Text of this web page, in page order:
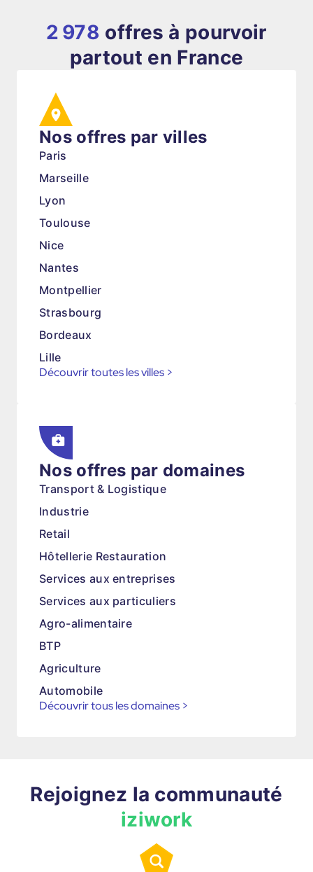
2 978 offres à pourvoir
partout en France
Nos offres par villes
Paris
Marseille
Lyon
Toulouse
Nice
Nantes
Montpellier
Strasbourg
Bordeaux
Lille
Découvrir toutes les villes >
Nos offres par domaines
Transport & Logistique
Industrie
Retail
Hôtellerie Restauration
Services aux entreprises
Services aux particuliers
Agro-alimentaire
BTP
Agriculture
Automobile
Découvrir tous les domaines >
Rejoignez la communauté
iziwork